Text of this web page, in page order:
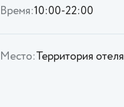
Время:10:00-22:00
Место:Территория отеля